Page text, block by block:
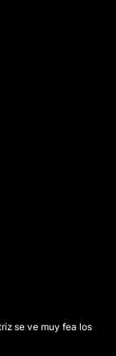
se ve muy fea los